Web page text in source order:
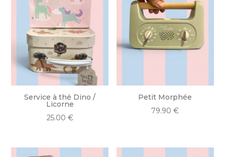
Service à thé Dino /
Licorne
25.00 €
Petit Morphée
79.90€